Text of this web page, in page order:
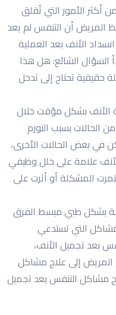
أكثر الأمور التي تُقلق
المريض أن التنفس لم يعد
الأنف بعد العملية
السؤال الشائع: هل هذا
حقيقية تحتاج إلى تدخل
الأنف بشكل مؤقت خلال
الحالات بسبب التورم
في بعض الحالات الأخرى،
علامة على خلل وظيفي
المشكلة أو أثرت على
بشكل طبي مبسط الفرق
التي تستدعي
بعد تجميل الأنف،
إلى علاج مشاكل
مشاكل التنفس بعد تجميل